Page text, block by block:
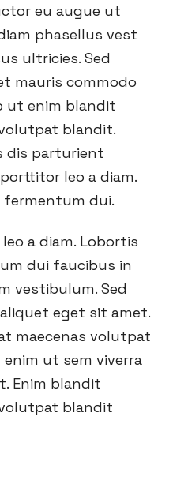
eu augue ut
phasellus vest
ultricies. Sed
mauris commodo
ut enim blandit
blandit.
dis parturient
leo a diam.
fermentum dui.
a diam. Lobortis
dui faucibus in
vestibulum. Sed
eget sit amet.
maecenas volutpat
ut sem viverra
Enim blandit
blandit